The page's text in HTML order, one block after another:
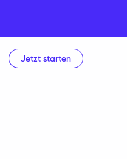
Jetzt starten